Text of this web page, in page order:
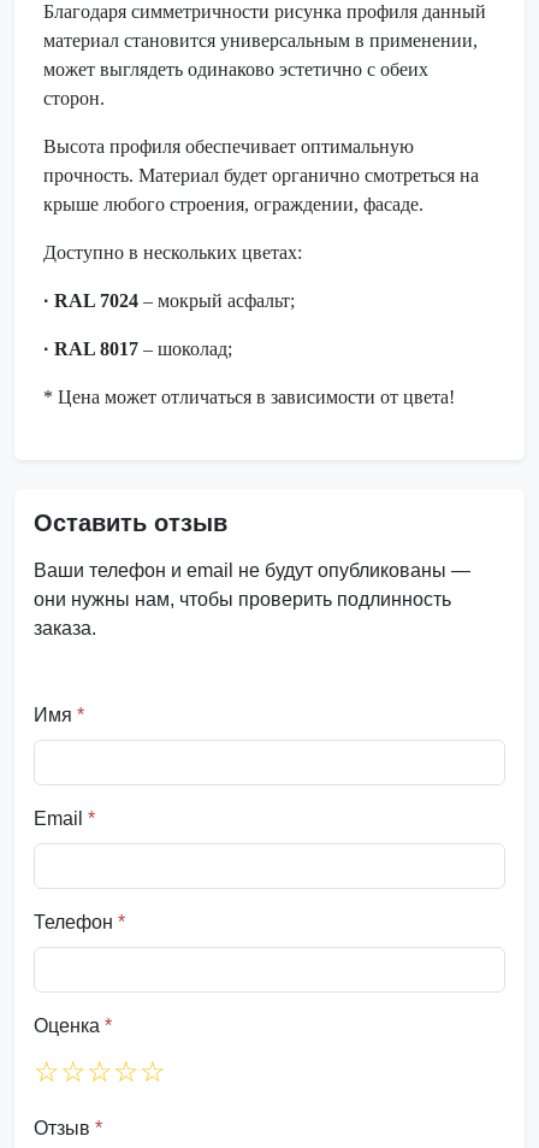
Благодаря симметричности рисунка профиля данный
материал становится универсальным в применении,
может выглядеть одинаково эстетично с обеих
сторон.
Высота профиля обеспечивает оптимальную
прочность. Материал будет органично смотреться на
крыше любого строения, ограждении, фасаде.
Доступно в нескольких цветах:
· RAL 7024 – мокрый асфальт;
· RAL 8017 – шоколад;
* Цена может отличаться в зависимости от цвета!
Оставить отзыв
Ваши телефон и email не будут опубликованы —
они нужны нам, чтобы проверить подлинность
заказа.
Имя *
Email *
Телефон *
Оценка *
☆☆☆☆☆
Отзыв *